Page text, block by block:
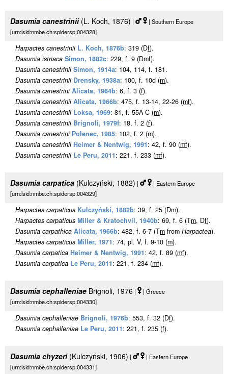
Dasumia canestrinii(L. Koch, 1876) |
| Southern Europe
[urn:lsid:nmbe.ch:spidersp:004328]
Harpactes canestrinii L. Koch, 1876b: 319 (Df).
Dasumia istriaca Simon, 1882c: 229, f. 9 (Dmf).
Dasumia canestrinii Simon, 1914a: 104, 114, f. 181.
Dasumia canestrinii Drensky, 1938a: 100, f. 10d (m).
Dasumia canestrini Alicata, 1964b: 6, f. 3 (f).
Dasumia canestrinii Alicata, 1966b: 475, f. 13-14, 22-26 (mf).
Dasumia canestrinii Loksa, 1969: 81, f. 55A-C (m).
Dasumia canestrinii Brignoli, 1979f: 18, f. 2 (f).
Dasumia canestrini Polenec, 1985: 102, f. 2 (m).
Dasumia canestrinii Heimer & Nentwig, 1991: 42, f. 90 (mf).
Dasumia canestrinii Le Peru, 2011: 221, f. 233 (mf).
Dasumia carpatica (Kulczyński, 1882) |
| Eastern Europe
[urn:lsid:nmbe.ch:spidersp:004329]
Harpactes carpaticus Kulczyński, 1882b: 39, f. 25 (Dm).
Harpactes carpaticus Miller & Kratochvíl, 1940b: 69, f. 6 (Tm, Df).
Dasumia carpathica Alicata, 1966b: 482, f. 6-7 (Tm from Harpactea).
Harpactes carpaticus Miller, 1971: 74, pl. V, f. 9-10 (m).
Dasumia carpatica Heimer & Nentwig, 1991: 42, f. 89 (mf).
Dasumia carpatica Le Peru, 2011: 221, f. 234 (mf).
Dasumia cephalleniae Brignoli, 1976 |
| Greece
[urn:lsid:nmbe.ch:spidersp:004330]
Dasumia cephalleniae Brignoli, 1976b: 553, f. 32 (Df).
Dasumia cephalleniae Le Peru, 2011: 221, f. 235 (f).
Dasumia chyzeri(Kulczyński, 1906) |
| Eastern Europe
[urn:lsid:nmbe.ch:spidersp:004331]